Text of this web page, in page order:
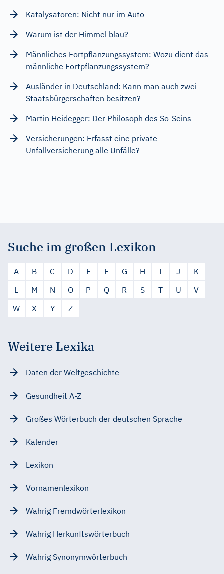
Katalysatoren: Nicht nur im Auto
Warum ist der Himmel blau?
Männliches Fortpflanzungssystem: Wozu dient das
männliche Fortpflanzungssystem?
Ausländer in Deutschland: Kann man auch zwei
Staatsbürgerschaften besitzen?
Martin Heidegger: Der Philosoph des So-Seins
Versicherungen: Erfasst eine private
Unfallversicherung alle Unfälle?
Suche im großen Lexikon
A B C D E F G H I J
K
L
M N O P Q R S T U
V
W
X Y Z
Weitere Lexika
Daten der Weltgeschichte
Gesundheit A-Z
Großes Wörterbuch der deutschen Sprache
Kalender
Lexikon
Vornamenlexikon
Wahrig Fremdwörterlexikon
Wahrig Herkunftswörterbuch
Wahrig Synonymwörterbuch